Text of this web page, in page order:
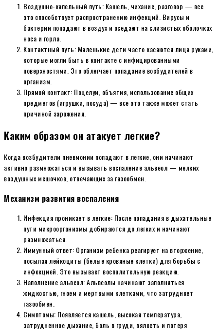
Воздушно-капельный путь: Кашель, чихание, разговор — все
это способствует распространению инфекций. Вирусы и
бактерии попадают в воздух и оседают на слизистых оболочках
носа и горла.
Контактный путь: Маленькие дети часто касаются лица руками,
которые могли быть в контакте с инфицированными
поверхностями. Это облегчает попадание возбудителей в
организм.
Прямой контакт: Поцелуи, объятия, использование общих
предметов (игрушки, посуда) — все это также может стать
причиной заражения.
Каким образом он атакует легкие?
Когда возбудители пневмонии попадают в легкие, они начинают
активно размножаться и вызывать воспаление альвеол — мелких
воздушных мешочков, отвечающих за газообмен.
Механизм развития воспаления
Инфекция проникает в легкие: После попадания в дыхательные
пути микроорганизмы добираются до легких и начинают
размножаться.
Иммунный ответ: Организм ребенка реагирует на вторжение,
посылая лейкоциты (белые кровяные клетки) для борьбы с
инфекцией. Это вызывает воспалительную реакцию.
Наполнение альвеол: Альвеолы начинают заполняться
жидкостью, гноем и мертвыми клетками, что затрудняет
газообмен.
Симптомы: Появляется кашель, высокая температура,
затрудненное дыхание, боль в груди, вялость и потеря